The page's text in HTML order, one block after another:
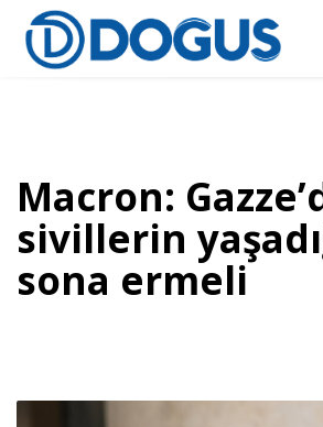
Macron:
sivillerin
sona ermeli